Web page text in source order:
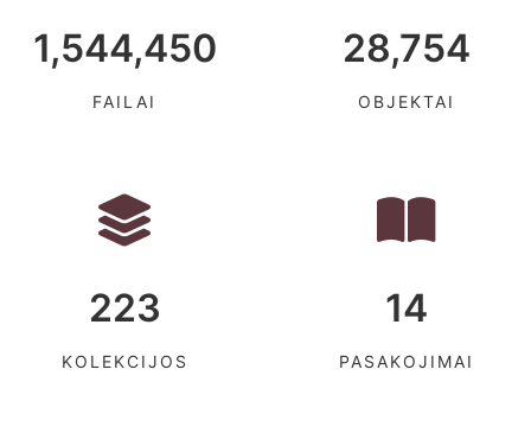
1,544,450
FAILAI
28,754
OBJEKTAI
223
KOLEKCIJOS
14
PASAKOJIMAI